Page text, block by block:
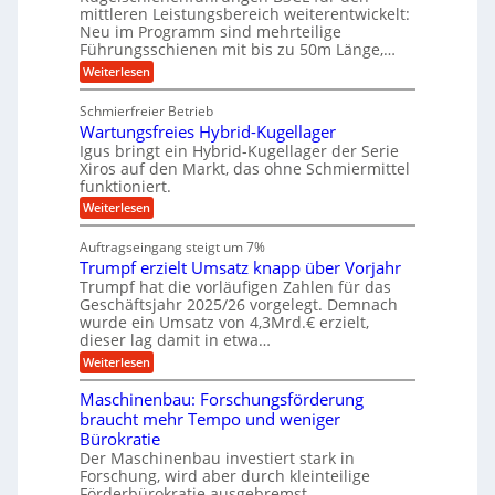
e
b
u
n
g
e
n
u
b
b
e
w
e
g
u
n
g
e
n
m
o
t
i
v
e
n
d
M
a
s
c
h
i
e
n
b
a
u
r
W
e
r
k
z
e
u
g
k
r
e
i
s
a
u
f
mittleren Leistungsbereich weiterentwickelt:
Neu im Programm sind mehrteilige
Führungsschienen mit bis zu 50m Länge,…
Weiterlesen:
K
g
e
l
s
c
h
i
e
e
n
f
ü
h
r
u
n
g
e
n
B
S
C
L
w
Schmierfreier Betrieb
Wartungsfreies Hybrid-Kugellager
Igus bringt ein Hybrid-Kugellager der Serie
Xiros auf den Markt, das ohne Schmiermittel
funktioniert.
Weiterlesen:
W
r
t
u
n
g
s
f
r
e
e
s
H
y
b
r
Auftragseingang steigt um 7%
Trumpf erzielt Umsatz knapp über Vorjahr
Trumpf hat die vorläufigen Zahlen für das
Geschäftsjahr 2025/26 vorgelegt. Demnach
wurde ein Umsatz von 4,3Mrd.€ erzielt,
dieser lag damit in etwa…
Weiterlesen:
T
u
m
p
f
e
r
Maschinenbau: Forschungsförderung
braucht mehr Tempo und weniger
Bürokratie
Der Maschinenbau investiert stark in
Forschung, wird aber durch kleinteilige